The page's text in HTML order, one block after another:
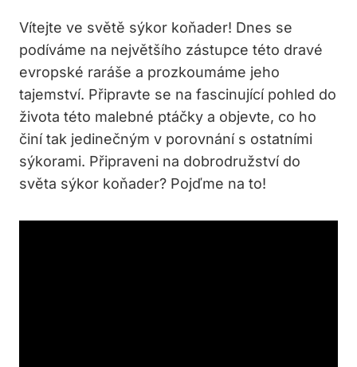
Vítejte ve světě sýkor koňader! Dnes se
podíváme na největšího zástupce této dravé
evropské raráše a prozkoumáme jeho
tajemství. Připravte se na fascinující pohled do
života této malebné ptáčky a objevte, co ho
činí tak jedinečným v porovnání s ostatními
sýkorami. Připraveni na dobrodružství do
světa sýkor koňader? Pojďme na to!